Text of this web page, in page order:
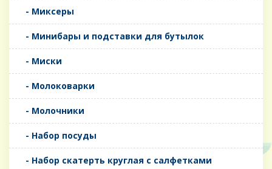
- Миксеры
- Минибары и подставки для бутылок
- Миски
- Молоковарки
- Молочники
- Набор посуды
- Набор скатерть круглая с салфетками